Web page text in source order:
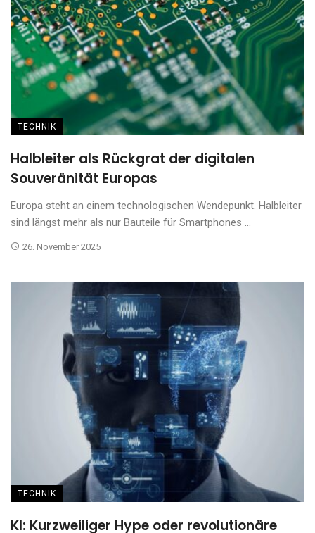
TECHNIK
Halbleiter als Rückgrat der digitalen
Souveränität Europas
Europa steht an einem technologischen Wendepunkt. Halbleiter
sind längst mehr als nur Bauteile für Smartphones ...
26. November 2025
TECHNIK
KI: Kurzweiliger Hype oder revolutionäre